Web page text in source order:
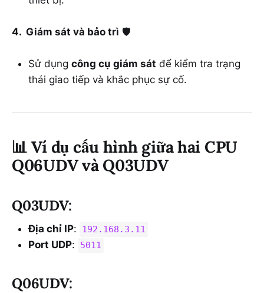
4. Giám sát và bảo trì 🛡️
Sử dụng công cụ giám sát để kiểm tra trạng
thái giao tiếp và khắc phục sự cố.
📊Ví dụ cấu hình giữa hai CPU
Q06UDV và Q03UDV
Q03UDV:
Địa chỉ IP: 192.168.3.11
Port UDP: 5011
Q06UDV: